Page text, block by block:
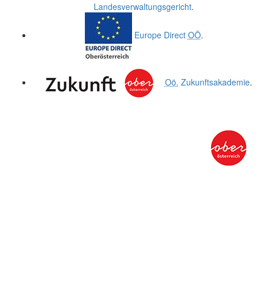
Landesverwaltungsgericht.
Europe Direct OÖ.
Oö. Zukunftsakademie.